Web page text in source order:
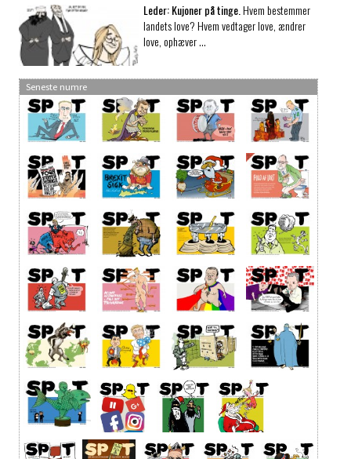
Leder:Kujoner på tinge. Hvem bestemmer
landets love? Hvem vedtager love, ændrer
love, ophæver …
Seneste numre